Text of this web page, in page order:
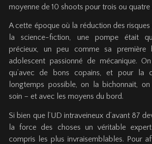
moyenne de 10 shoots pour trois ou quatre
A cette époque où la réduction des
la science-fiction, une pompe était
précieux, un peu comme sa première
adolescent passionné de mécanique.
qu’avec de bons copains, et pour la
longtemps possible, on la bichonnait, on
soin – et avec les moyens du bord.
Si bien que l’UD intraveineux d’avant 87
la force des choses un véritable
compris les plus invraisemblables. Pour